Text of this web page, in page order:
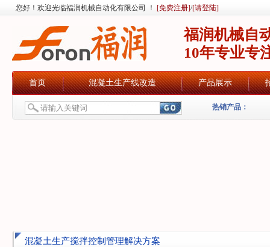
您好！欢迎光临福润机械自动化有限公司 ！ [免费注册]/[请登陆]
福润机械自
10年专业专
首页 混凝土生产线改造 产品展示
热销产品：
混凝土生产搅拌控制管理解决方案